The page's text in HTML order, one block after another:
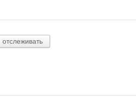
отслеживать